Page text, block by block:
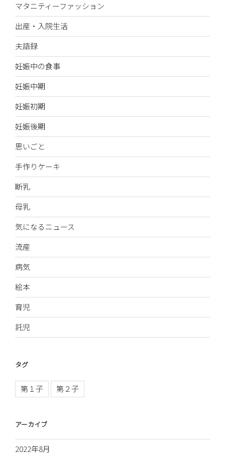
マタニティーファッション
出産・入院生活
夫語録
妊娠中の食事
妊娠中期
妊娠初期
妊娠後期
思いごと
手作りケーキ
断乳
母乳
気になるニュース
流産
病気
絵本
育児
託児
タグ
第１子 第２子
アーカイブ
2022年8月